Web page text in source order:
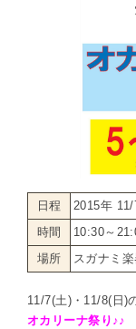
日程
2015年
時間
10:30～
場所
スガナミ
11/7(土)・11/8(日)
オカリーナ祭り♪♪